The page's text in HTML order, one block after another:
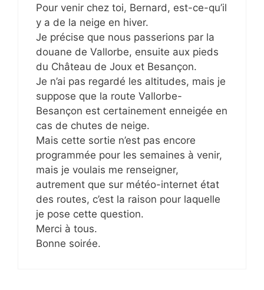
Pour venir chez toi, Bernard, est-ce-qu’il
y a de la neige en hiver.
Je précise que nous passerions par la
douane de Vallorbe, ensuite aux pieds
du Château de Joux et Besançon.
Je n’ai pas regardé les altitudes, mais je
suppose que la route Vallorbe-
Besançon est certainement enneigée en
cas de chutes de neige.
Mais cette sortie n’est pas encore
programmée pour les semaines à venir,
mais je voulais me renseigner,
autrement que sur météo-internet état
des routes, c’est la raison pour laquelle
je pose cette question.
Merci à tous.
Bonne soirée.